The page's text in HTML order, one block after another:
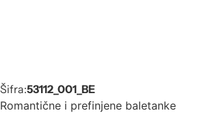
Šifra:53112_001_BE
Romantične i prefinjene baletanke